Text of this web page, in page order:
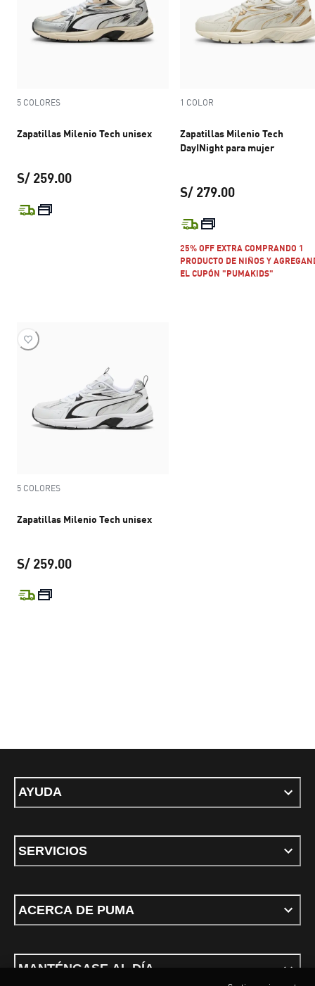
5 COLORES
Zapatillas Milenio Tech unisex
S/ 259.00
1 COLOR
Zapatillas Milenio Tech
DayINight para mujer
S/ 279.00
25% OFF EXTRA COMPRANDO 1
PRODUCTO DE NIÑOS Y
EL CUPÓN "PUMAKIDS"
5 COLORES
Zapatillas Milenio Tech unisex
S/ 259.00
AYUDA
SERVICIOS
ACERCA DE PUMA
MANTÉNGASE AL DÍA